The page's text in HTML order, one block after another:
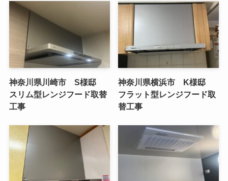
神奈川県川崎市 S様邸
スリム型レンジフード取替
工事
神奈川県横浜市 K様邸
フラット型レンジフード取
替工事